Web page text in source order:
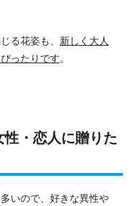
る花姿も、 新しく大人
ったりです。
性・恋人に贈りた
いので、好きな異性や